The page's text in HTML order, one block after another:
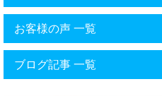
お客様の声 一覧
ブログ記事 一覧